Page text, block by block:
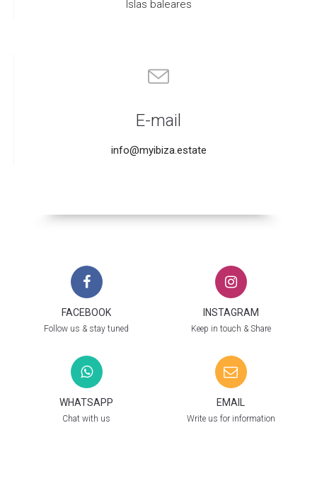
Islas baleares
E-mail
info@myibiza.estate
FACEBOOK
Follow us & stay tuned
WHATSAPP
Chat with us
INSTAGRAM
Keep in touch & Share
EMAIL
Write us for information